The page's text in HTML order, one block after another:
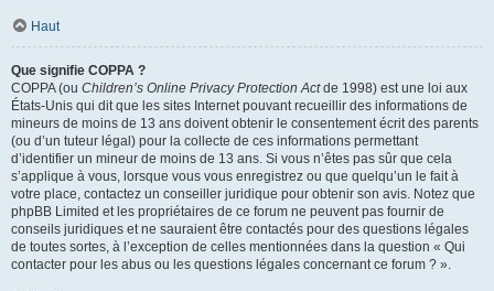
Haut
Que signifie COPPA ?
COPPA (ou Children’s Online Privacy Protection Actde 1998) est une loi aux
États-Unis qui dit que les sites Internet pouvant recueillir des informations de
mineurs de moins de 13 ans doivent obtenir le consentement écrit des parents
(ou d’un tuteur légal) pour la collecte de ces informations permettant
d’identifier un mineur de moins de 13 ans. Si vous n’êtes pas sûr que cela
s’applique à vous, lorsque vous vous enregistrez ou que quelqu’un le fait à
votre place, contactez un conseiller juridique pour obtenir son avis. Notez que
phpBB Limited et les propriétaires de ce forum ne peuvent pas fournir de
conseils juridiques et ne sauraient être contactés pour des questions légales
de toutes sortes, à l’exception de celles mentionnées dans la question « Qui
contacter pour les abus ou les questions légales concernant ce forum ? ».